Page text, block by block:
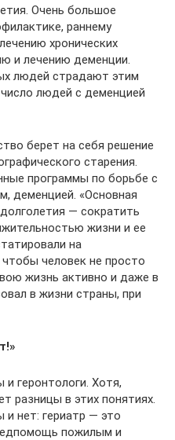
Очень большое
раннему
хронических
и лечению деменции.
людей страдают этим
людей с деменцией
берет на себя решение
старения.
программы по борьбе с
деменцией. «Основная
— сократить
жизни и ее
на
человек не просто
жизнь активно и даже в
в жизни страны, при
геронтологи. Хотя,
разницы в этих понятиях.
и нет: гериатр — это
пожилым и